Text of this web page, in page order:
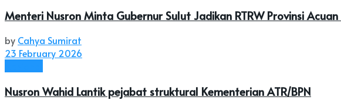
Menteri Nusron Minta Gubernur Sulut Jadikan RTRW Provinsi
by Cahya Sumirat
23 February 2026
Nusron Wahid Lantik pejabat struktural Kementerian ATR/BPN